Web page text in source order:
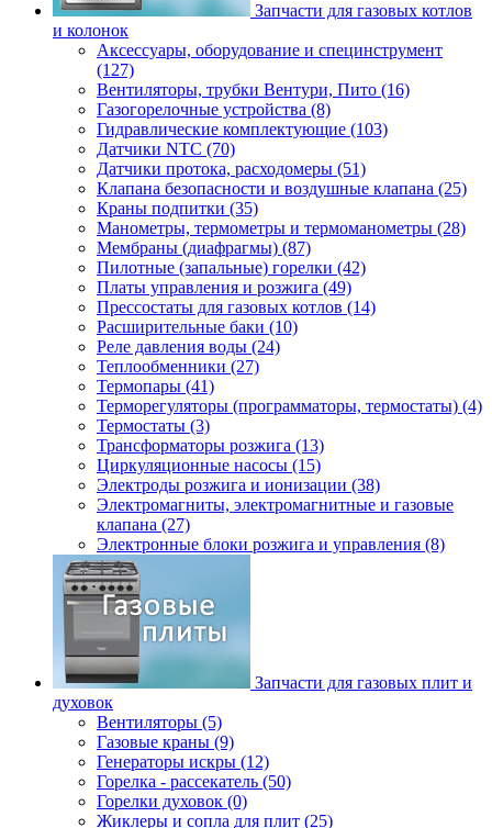
Запчасти для газовых котлов
и колонок
Аксессуары, оборудование и специнструмент
(127)
Вентиляторы, трубки Вентури, Пито (16)
Газогорелочные устройства (8)
Гидравлические комплектующие (103)
Датчики NTC (70)
Датчики протока, расходомеры (51)
Клапана безопасности и воздушные клапана (25)
Краны подпитки (35)
Манометры, термометры и термоманометры (28)
Мембраны (диафрагмы) (87)
Пилотные (запальные) горелки (42)
Платы управления и розжига (49)
Прессостаты для газовых котлов (14)
Расширительные баки (10)
Реле давления воды (24)
Теплообменники (27)
Термопары (41)
Терморегуляторы (программаторы, термостаты) (4)
Термостаты (3)
Трансформаторы розжига (13)
Циркуляционные насосы (15)
Электроды розжига и ионизации (38)
Электромагниты, электромагнитные и газовые
клапана (27)
Электронные блоки розжига и управления (8)
Запчасти для газовых плит и
духовок
Вентиляторы (5)
Газовые краны (9)
Генераторы искры (12)
Горелка - рассекатель (50)
Горелки духовок (0)
Жиклеры и сопла для плит (25)